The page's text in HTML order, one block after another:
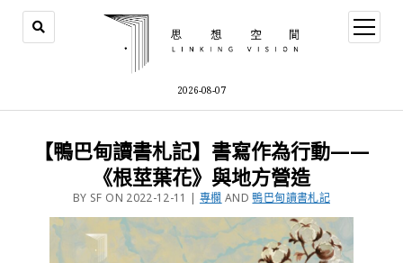
2026-08-07
【鴨巴甸讀書札記】書寫作為行動——
《根莖葉花》與地方營造
BY SF ON 2022-12-11 | 專欄 AND鴨巴甸讀書札記